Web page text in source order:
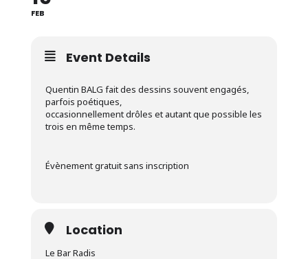
FEB
Event Details
Quentin BALG fait des dessins souvent engagés,
parfois poétiques,
occasionnellement drôles et autant que possible les
trois en même temps.
Évènement gratuit sans inscription
Location
Le Bar Radis